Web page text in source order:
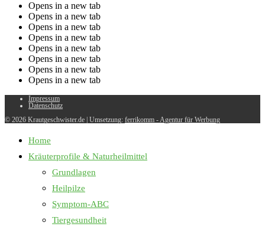
Opens in a new tab
Opens in a new tab
Opens in a new tab
Opens in a new tab
Opens in a new tab
Opens in a new tab
Opens in a new tab
Opens in a new tab
Impressum
Datenschutz
© 2026 Krautgeschwister.de Umsetzung: ferrikomm - Agentur für Werbung
Home
Kräuterprofile & Naturheilmittel
Grundlagen
Heilpilze
Symptom-ABC
Tiergesundheit